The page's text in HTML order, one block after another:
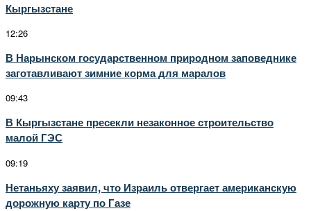
Кыргызстане
12:26
В Нарынском государственном природном заповеднике
заготавливают зимние корма для маралов
09:43
В Кыргызстане пресекли незаконное строительство
малой ГЭС
09:19
Нетаньяху заявил, что Израиль отвергает американскую
дорожную карту по Газе